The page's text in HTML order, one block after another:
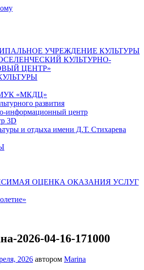
УЧРЕЖДЕНИЕ КУЛЬТУРЫ
КУЛЬТУРНО-
ЦЕНТР»
«МКДЦ»
развития
информационный центр
3D
и отдыха имени Д.Т. Стихарева
ОЦЕНКА ОКАЗАНИЯ УСЛУГ
2026-04-16-171000
2026 автором Marina